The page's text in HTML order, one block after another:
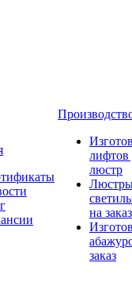
лифтов
люстр
на заказ
заказ